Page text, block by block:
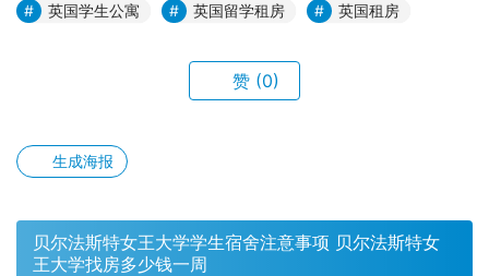
英国学生公寓 英国留学租房 英国租房
赞 (0)
生成海报
贝尔法斯特女王大学学生宿舍注意事项 贝尔法斯特女
王大学找房多少钱一周